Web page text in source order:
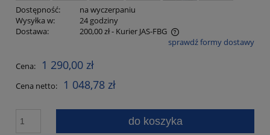
Dostępność:
na wyczerpaniu
Wysyłka w:
24 godziny
Dostawa:
200,00 zł- Kurier JAS-FBG
Cena nie zawiera ewentualnych kosztów płatnościsprawdź formy dostawy
Cena: 1 290,00 zł
Cena netto: 1 048,78 zł
do koszyka